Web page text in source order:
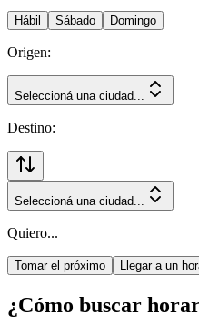
Hábil Sábado Domingo
Origen:
Seleccioná una ciudad...
Destino:
Seleccioná una ciudad...
Quiero...
Tomar el próximo Llegar a un
¿Cómo buscar